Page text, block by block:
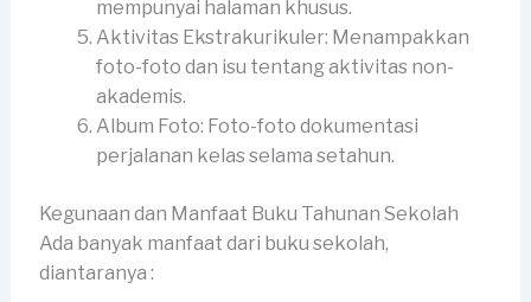
mempunyai halaman khusus.
Aktivitas Ekstrakurikuler: Menampakkan
foto-foto dan isu tentang aktivitas non-
akademis.
Album Foto: Foto-foto dokumentasi
perjalanan kelas selama setahun.
Kegunaan dan Manfaat Buku Tahunan Sekolah
Ada banyak manfaat dari buku sekolah,
diantaranya :